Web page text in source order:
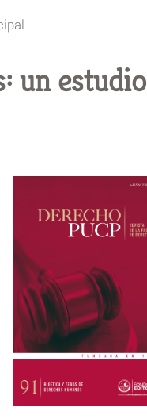
un estudio